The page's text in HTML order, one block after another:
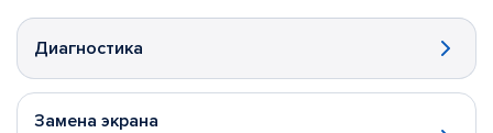
Диагностика
Замена экрана